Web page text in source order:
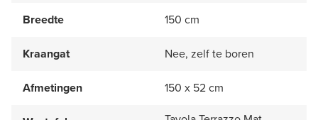
Breedte 150 cm
Kraangat Nee, zelf te boren
Afmetingen 150 x 52 cm